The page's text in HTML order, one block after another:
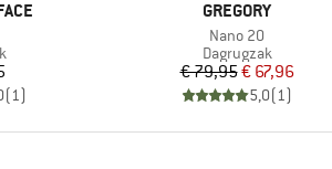
(1)
MERK
GREGORY
Artikel
Nano 20
Productgroep
Dagrugzak
Prijs
€ 79,95Verlaagde prijs
€ 67,96
5,0(1)